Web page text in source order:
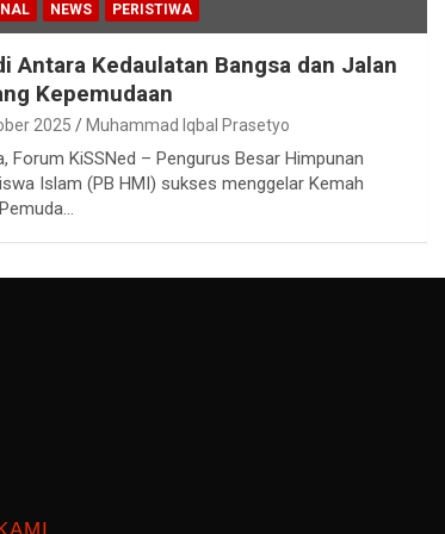
NEWS PERISTIWA
Antara Kedaulatan Bangsa dan Jalan
Kepemudaan
2025 Muhammad Iqbal Prasetyo
Forum KiSSNed – Pengurus Besar Himpunan
Islam (PB HMI) sukses menggelar Kemah